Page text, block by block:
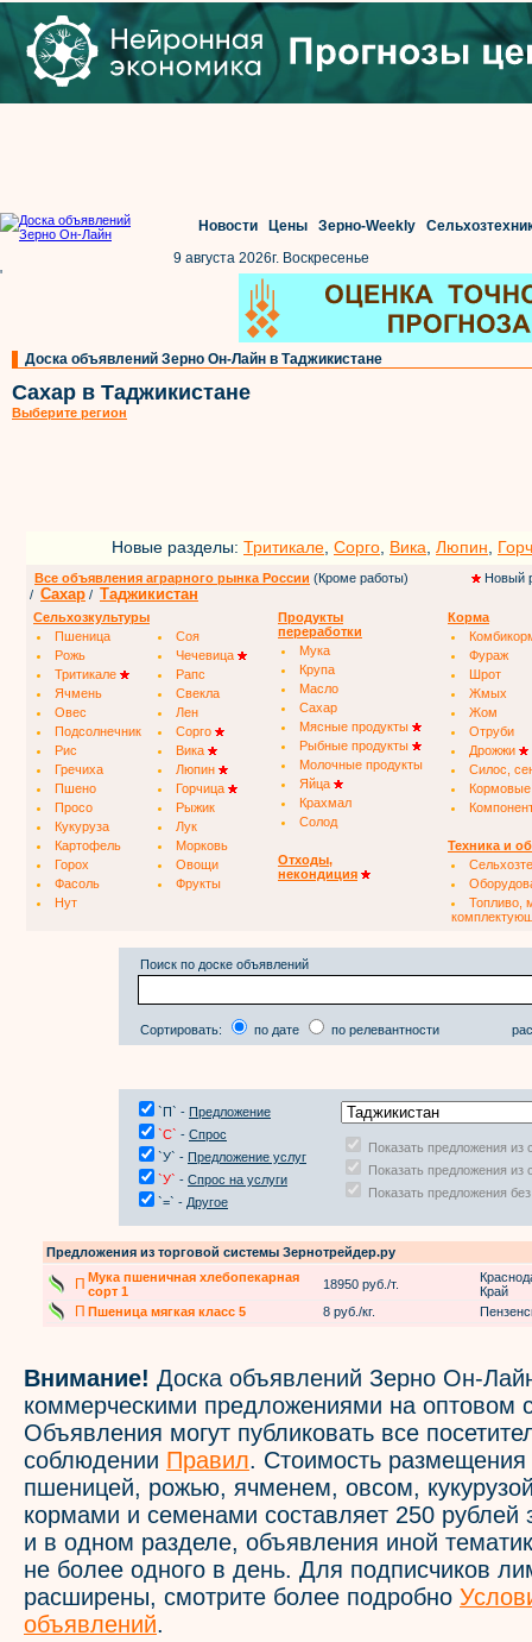
Новости Цены Зерно-Weekly
9 августа 2026г. Воскресенье
'
Доска объявлений Зерно Он-Лайн в Таджикистане
Сахар в Таджикистане
Выберите регион
Новые разделы: Тритикале Сорго Вика Люпин
Все объявления аграрного рынка России (Кроме работы)
Новый
/ Сахар / Таджикистан
Сельхозкультуры
Пшеница
Соя
Рожь
Чечевица
Тритикале
Рапс
Ячмень
Свекла
Овес
Лен
Подсолнечник
Сорго
Рис
Вика
Гречиха
Люпин
Пшено
Горчица
Просо
Рыжик
Кукуруза
Лук
Картофель
Морковь
Горох
Овощи
Фасоль
Фрукты
Нут
Продукты
переработки
Мука
Крупа
Масло
Сахар
Мясные продукты
Рыбные продукты
Молочные продукты
Яйца
Крахмал
Солод
Отходы,
некондиция
Корма
Фураж
Шрот
Жмых
Жом
Отруби
Дрожжи
Силос,
Техника и
Топливо,
Поиск по доске объявлений
Сортировать: по дате по релевантности
`П` - Предложение
`С` - Спрос
`У` - Предложение услуг
`У` - Спрос на услуги
`=` - Другое
Показать предложения из
Показать предложения из
Показать предложения
Предложения из торговой системы Зернотрейдер.ру
П Мука пшеничная хлебопекарная
сорт 1
18950 руб./т.
Край
П Пшеница мягкая класс 5 8 руб./кг.
Внимание! Доска объявлений Зерно Он-
коммерческими предложениями на оптовом
Объявления могут публиковать все
соблюдении Правил. Стоимость
пшеницей, рожью, ячменем, овсом,
кормами и семенами составляет 250 рублей
и в одном разделе, объявления иной
не более одного в день. Для подписчиков
расширены, смотрите более подробно
объявлений.